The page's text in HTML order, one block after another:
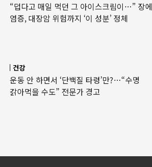
“덥다고 매일 먹던 그 아이스크림이…” 장에
염증, 대장암 위험까지 ‘이 성분’ 정체
건강
운동 안 하면서 ‘단백질 타령’만?…“수명
갉아먹을 수도” 전문가 경고